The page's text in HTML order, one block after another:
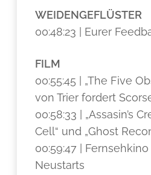
WEIDENGEFLÜSTER
00:48:23 | Eurer
FILM
00:55:45 | „The Five
von Trier fordert
00:58:33 | „Assasin’s
Cell“ und „Ghost
00:59:47 |
Neustarts